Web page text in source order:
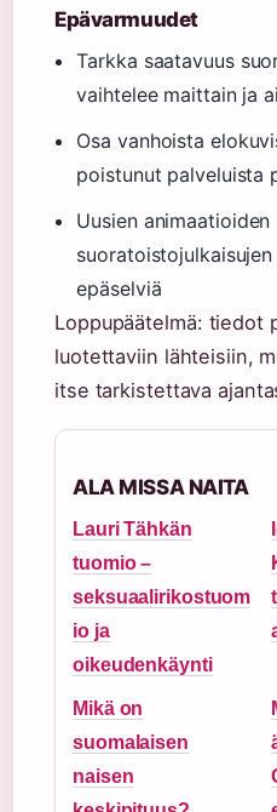
Epävarmuudet
Tarkka saatavuus
vaihtelee maittain ja
Osa vanhoista
poistunut palveluista
Uusien animaatioiden
epäselviä
Loppupäätelmä: tiedot
luotettaviin lähteisiin,
itse tarkistettava
ALA MISSA NAITA
Lauri Tähkän
tuomio –
seksuaalirikostuom
io ja
oikeudenkäynti
Mikä on
suomalaisen
naisen